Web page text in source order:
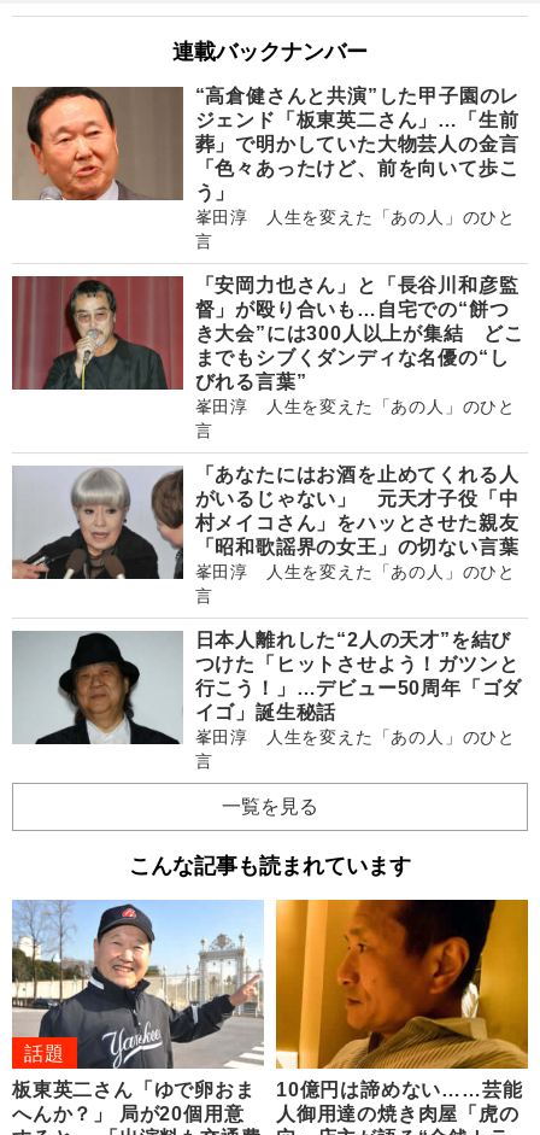
連載バックナンバー
“高倉健さんと共演”した甲子園のレ
ジェンド「板東英二さん」…「生前
葬」で明かしていた大物芸人の金言
「色々あったけど、前を向いて歩こ
う」
峯田淳 人生を変えた「あの人」のひと
言
「安岡力也さん」と「長谷川和彦監
督」が殴り合いも…自宅での“餅つ
き大会”には300人以上が集結 どこ
までもシブくダンディな名優の“し
びれる言葉”
峯田淳 人生を変えた「あの人」のひと
言
「あなたにはお酒を止めてくれる人
がいるじゃない」 元天才子役「中
村メイコさん」をハッとさせた親友
「昭和歌謡界の女王」の切ない言葉
峯田淳 人生を変えた「あの人」のひと
言
日本人離れした“2人の天才”を結び
つけた「ヒットさせよう！ガツンと
行こう！」…デビュー50周年「ゴダ
イゴ」誕生秘話
峯田淳 人生を変えた「あの人」のひと
言
一覧を見る
こんな記事も読まれています
話題
板東英二さん「ゆで卵おま
へんか？」 局が20個用意
10億円は諦めない……芸能
人御用達の焼き肉屋「虎の